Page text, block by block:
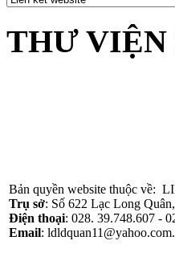
THƯ
Bản quyền website thuộc
Trụ sở: Số 622 Lạc Long
Điện thoại: 028. 39.748.607 -
Email: